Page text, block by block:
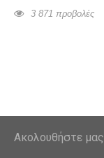
3 871 προβολές
Ακολουθήστε μας